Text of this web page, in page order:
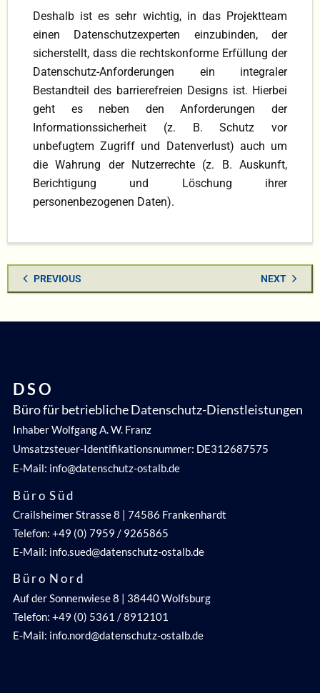
Zugänglichkeit von interaktiven Elementen
(ARIA-Label, auch bekannt als Accessible
Rich Internet Applications (ARIA), sind
spezielle Attribute, die zu HTML-Elementen
hinzugefügt werden, um die Zugänglichkeit
von Webinhalten zu verbessern. Sie sind
besonders nützlich für Menschen, die
Screenreader oder andere assistive
Technologien verwenden), Verwendung einer
leicht verständlichen Sprache („Leichte
Sprache“), um die Inhalte für alle Benutzer
sicherzustellen, dass die Website tatsächlich
Überprüfung und Aktualisierung der Website,
Deshalb ist es sehr wichtig, in das Projektteam
einen Datenschutzexperten einzubinden, der
sicherstellt, dass die rechtskonforme Erfüllung der
Datenschutz-Anforderungen ein integraler
Bestandteil des barrierefreien Designs ist. Hierbei
geht es neben den Anforderungen der
Informationssicherheit (z. B. Schutz vor
unbefugtem Zugriff und Datenverlust) auch um
die Wahrung der Nutzerrechte (z. B. Auskunft,
Berichtigung und Löschung ihrer
personenbezogenen Daten).
PREVIOUS NEXT
D S O
Büro für betriebliche Datenschutz-Dienstleistungen
Inhaber Wolfgang A. W. Franz
Umsatzsteuer-Identifikationsnummer: DE312687575
E-Mail: info@datenschutz-ostalb.de
B ü r o S ü d
Crailsheimer Strasse 8 | 74586 Frankenhardt
Telefon: +49 (0) 7959 / 9265865
E-Mail: info.sued@datenschutz-ostalb.de
B ü r o N o r d
Auf der Sonnenwiese 8 | 38440 Wolfsburg
Telefon: +49 (0) 5361 / 8912101
E-Mail: info.nord@datenschutz-ostalb.de